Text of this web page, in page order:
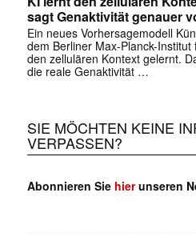
sagt Genaktivität genauer
Ein neues Vorhersagemodell
dem Berliner Max-Planck-
den zellulären Kontext gelernt.
die reale Genaktivität …
SIE MÖCHTEN KEINE
VERPASSEN?
Abonnieren Sie hierunseren